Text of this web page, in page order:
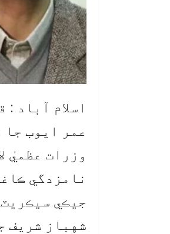
اسلام آباد
عمر ايوب
وزرات عظميٰ
نامزدگي
جيڪي
شهباز شريف